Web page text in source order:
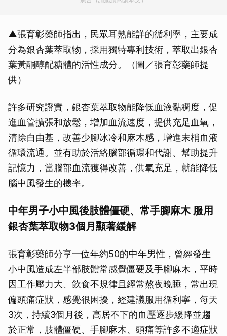
▲張育彰藥師指出，民眾耳熟能詳的循利寧，主要成
分為銀杏葉萃取物，採用獨特專利技術，萃取出銀杏
葉黃酮醇配糖體的活性成分。（圖／張育彰藥師提
供）
許多研究證實，銀杏葉萃取物能降低血液黏稠度，促
進血管擴張和放鬆，增加血流速度，提供充足血氧，
清除自由基，改善少腳冰冷和麻木感，增進末梢血液
循環流通。並有助於活絡腦部循環和代謝、幫助提升
記憶力，當腦部血流獲得改善，供氧充足，就能降低
腦中風發生的機率。
中年男子小中風後肢體僵硬、常手腳麻木 服用
銀杏葉萃取物3個月顯著緩解
張育彰藥師分享一位年約50的中年男性，曾經發生
小中風造成左半部肢體常感覺僵硬及手腳麻木，平時
因工作壓力大、飲食不規律且經常熬夜晚睡，常出現
偏頭痛症狀，感覺很困擾，經建議服用循利寧，每天
3次，持續3個月後，高居不下的血壓逐步緩降並趨
於正常，肢體僵硬、手腳麻木、頭痛等許多不適症狀